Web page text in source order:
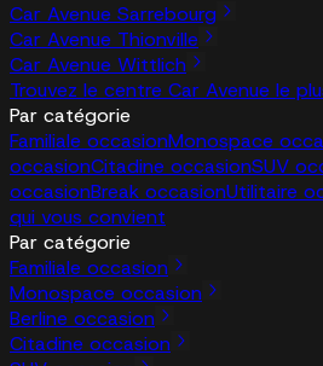
Car Avenue Sarrebourg
Car Avenue Thionville
Car Avenue Wittlich
Trouvez le centre Car Avenue le
Par catégorie
Familiale occasionMonospace
occasionCitadine occasionSUV
occasionBreak occasionUtilitaire
qui vous convient
Par catégorie
Familiale occasion
Monospace occasion
Berline occasion
Citadine occasion